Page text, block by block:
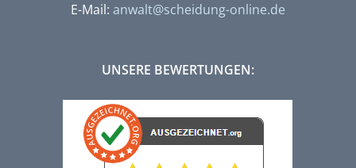
E-Mail: anwalt@scheidung-online.de
UNSERE BEWERTUNGEN: